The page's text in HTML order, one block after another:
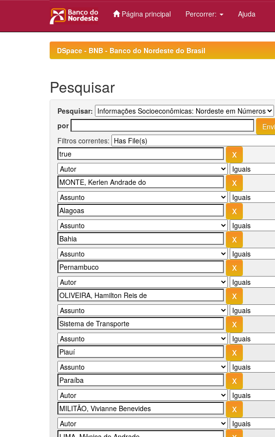
Página principal Percorrer: Ajuda
DSpace - BNB - Banco do Nordeste do Brasil
Pesquisar
Pesquisar:
por
Filtros correntes: